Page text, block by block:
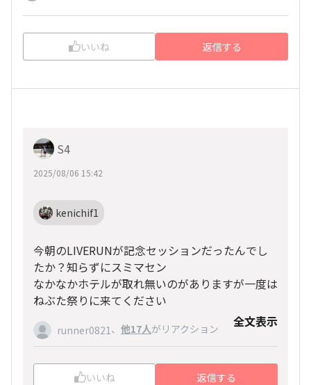
いいね 返信する
S4
2025/08/06 15:42
kenichif1
今朝のLIVERUNが記念セッションだったんでし
たか？知らずにスミマセン
なかなかホテルが取れ無いのがありますが一度は
ねぶた祭りに来てください
runner0821 、 他17人がリアクション 全文表示
いいね 返信する